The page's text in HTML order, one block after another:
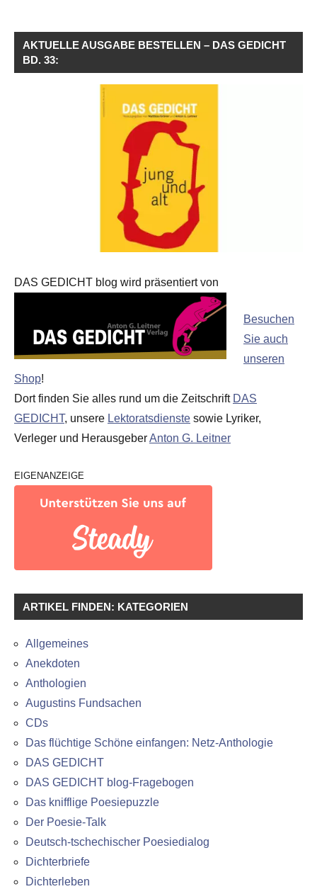
AKTUELLE AUSGABE BESTELLEN – DAS GEDICHT
BD. 33:
DAS GEDICHT blog wird präsentiert von
Besuchen
Sie auch
unseren
Shop!
Dort finden Sie alles rund um die Zeitschrift DAS
GEDICHT, unsere Lektoratsdienste sowie Lyriker,
Verleger und HerausgeberAnton G. Leitner
EIGENANZEIGE
ARTIKEL FINDEN: KATEGORIEN
Allgemeines
Anekdoten
Anthologien
Augustins Fundsachen
CDs
Das flüchtige Schöne einfangen: Netz-Anthologie
DAS GEDICHT
DAS GEDICHT blog-Fragebogen
Das knifflige Poesiepuzzle
Der Poesie-Talk
Deutsch-tschechischer Poesiedialog
Dichterbriefe
Dichterleben